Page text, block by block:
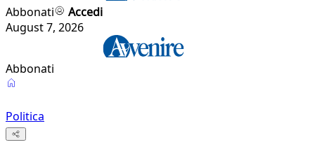
Abbonati
Accedi
August 7, 2026
Abbonati
Politica